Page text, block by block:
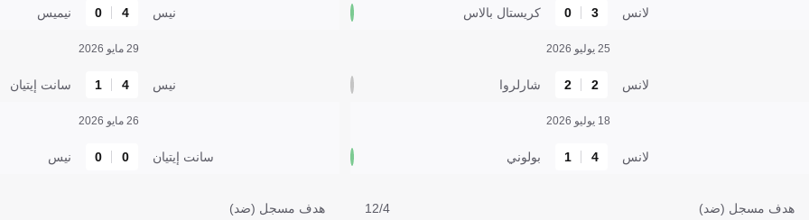
لانس 3
0 كريستال بالاس
25 يوليو 2026
لانس 2
2 شارلروا
18 يوليو 2026
لانس 4
1 بولوني
هدف مسجل (ضد)
12/4
نيس 4
0 نيميس
29 مايو 2026
نيس 4
1 سانت إيتيان
26 مايو 2026
سانت إيتيان 0
0 نيس
هدف مسجل (ضد)